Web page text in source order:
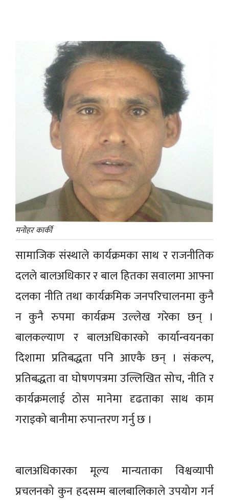
मनोहर कार्की
सामाजिक संस्थाले कार्यक्रमका साथ र राजनीतिक
दलले बालअधिकार र बाल हितका सवालमा आफ्ना
दलका नीति तथा कार्यक्रमिक जनपरिचालनमा कुनै
न कुनै रुपमा कार्यक्रम उल्लेख गरेका छन् ।
बालकल्याण र बालअधिकारको कार्यान्वयनका
दिशामा प्रतिबद्धता पनि आएकै छन् । संकल्प,
प्रतिबद्धता वा घोषणपत्रमा उल्लिखित सोच, नीति र
कार्यक्रमलाई ठोस मानेमा दृढताका साथ काम
गराइको बानीमा रुपान्तरण गर्नु छ ।
बालअधिकारका मूल्य मान्यताका विश्वव्यापी
प्रचलनको कुन हदसम्म बालबालिकाले उपयोग गर्न